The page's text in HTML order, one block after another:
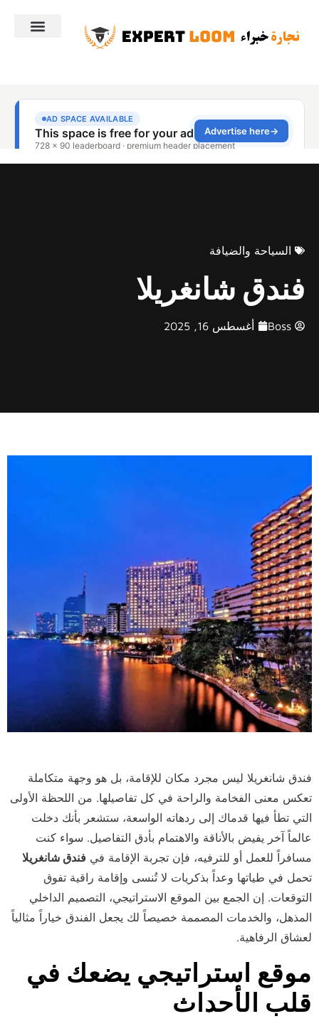
السياحة والضيافة
فندق شانغريلا
Boss أغسطس 16, 2025
فندق شانغريلا ليس مجرد مكان للإقامة، بل هو وجهة متكاملة
تعكس معنى الفخامة والراحة في كل تفاصيلها. من اللحظة الأولى
التي تطأ فيها قدماك إلى ردهاته الواسعة، ستشعر بأنك دخلت
عالماً آخر يفيض بالأناقة والاهتمام بأدق التفاصيل. سواء كنت
مسافراً للعمل أو للترفيه، فإن تجربة الإقامة في فندق شانغريلا
تحمل في طياتها وعداً بذكريات لا تُنسى وإقامة راقية تفوق
التوقعات. إن الجمع بين الموقع الاستراتيجي، التصميم الداخلي
المذهل، والخدمات المصممة خصيصاً لك يجعل الفندق خياراً مثالياً
لعشاق الرفاهية.
موقع استراتيجي يضعك في
قلب الأحداث